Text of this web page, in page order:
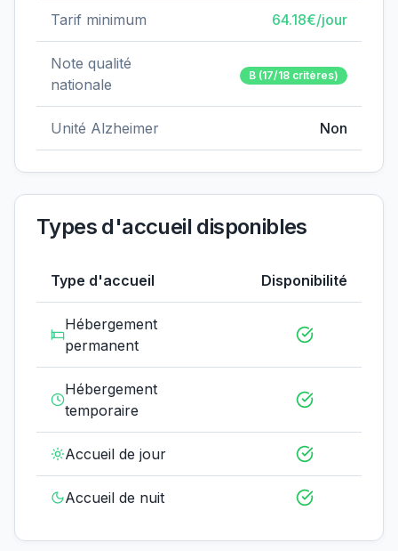
Tarif minimum 64.18€/jour
Note qualité
nationale
B (17/18 critères)
Unité Alzheimer Non
Types d'accueil disponibles
Type d'accueil Disponibilité
Hébergement
permanent
Hébergement
temporaire
Accueil de jour
Accueil de nuit